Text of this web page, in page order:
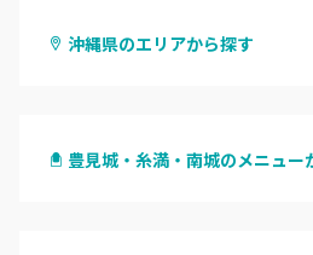
沖縄県のエリアから探す
沖縄・うるま・宜野湾
豊見城・糸満・南城のメニュー